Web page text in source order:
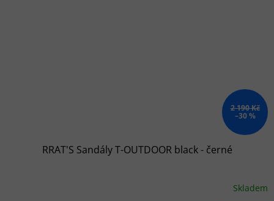
2 190 Kč
–30 %
RRAT'S Sandály T-OUTDOOR black - černé
Skladem